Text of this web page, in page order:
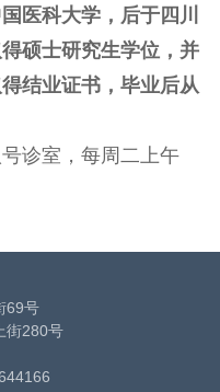
医科大学，后于四川
硕士研究生学位，并
结业证书， 毕业后从
号诊室，每周二上午
69号
280号